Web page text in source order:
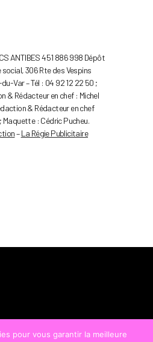
ANTIBES 451 886 998 Dépôt
306 Rte des Vespins
Var – Tél : 04 92 12 22 50 ;
& Rédacteur en chef : Michel
& Rédacteur en chef
: Cédric Pucheu.
–La Régie Publicitaire
pour vous garantir la meilleure